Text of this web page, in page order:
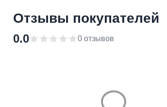
Отзывы покупателей
0.0 0 отзывов